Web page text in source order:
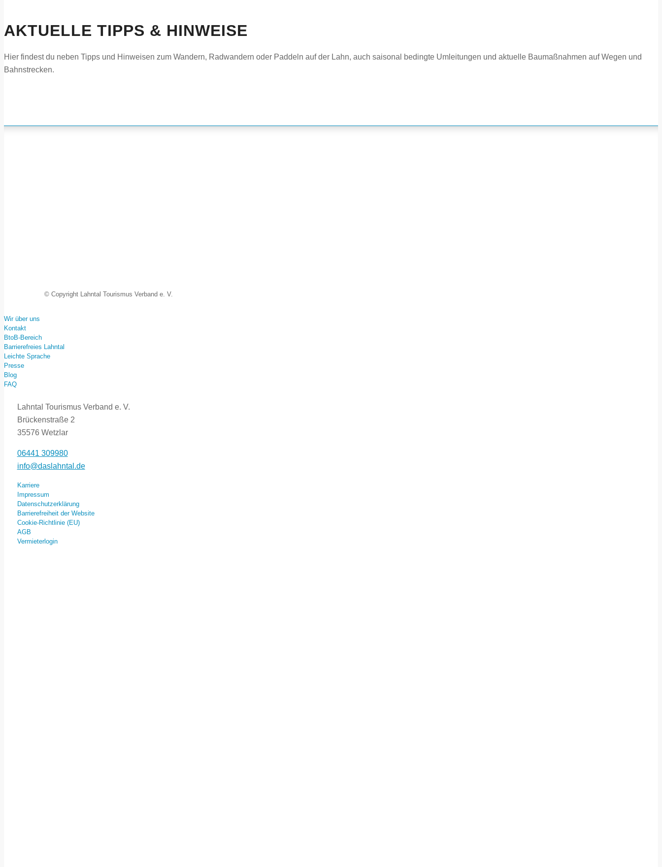
AKTUELLE TIPPS & HINWEISE
Hier findest du neben Tipps und Hinweisen zum Wandern, Radwandern oder Paddeln auf der Lahn, auch saisonal bedingte Umleitungen und aktuelle Baumaßnahmen auf Wegen und
Bahnstrecken.
© Copyright Lahntal Tourismus Verband e. V.
Wir über uns
Kontakt
BtoB-Bereich
Barrierefreies Lahntal
Leichte Sprache
Presse
Blog
FAQ
Lahntal Tourismus Verband e. V.
Brückenstraße 2
35576 Wetzlar
06441 309980
info@daslahntal.de
Karriere
Impressum
Datenschutzerklärung
Barrierefreiheit der Website
Cookie-Richtlinie (EU)
AGB
Vermieterlogin